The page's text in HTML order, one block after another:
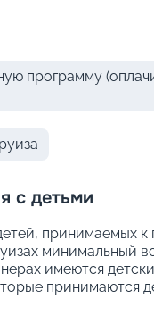
программу
с детьми
принимаемых к
минимальный
имеются
принимаются